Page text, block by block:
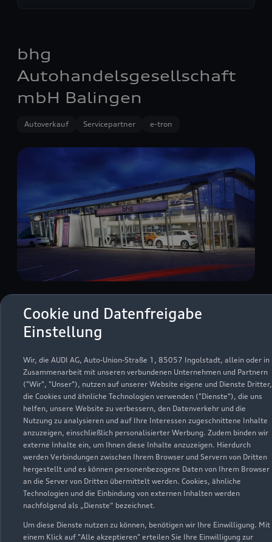
Cookie und Datenfreigabe
Einstellung
Wir, die AUDI AG, Auto-Union-Straße 1, 85057 Ingolstadt, allein oder in
Zusammenarbeit mit unseren verbundenen Unternehmen und Partnern
("Wir", "Unser"), nutzen auf unserer Website eigene und Dienste Dritter,
die Cookies und ähnliche Technologien verwenden ("Dienste"), die uns
helfen, unsere Website zu verbessern, den Datenverkehr und die
Nutzung zu analysieren und auf Ihre Interessen zugeschnittene Inhalte
anzuzeigen, einschließlich personalisierter Werbung. Zudem binden wir
externe Inhalte ein, um Ihnen diese Inhalte anzuzeigen. Hierdurch
werden Verbindungen zwischen Ihrem Browser und Servern von Dritten
hergestellt und es können personenbezogene Daten von Ihrem Browser
an die Server von Dritten übermittelt werden. Cookies, ähnliche
Technologien und die Einbindung von externen Inhalten werden
nachfolgend als „Dienste“ bezeichnet.
Um diese Dienste nutzen zu können, benötigen wir Ihre Einwilligung. Mit
einem Klick auf "Alle akzeptieren" erteilen Sie Ihre Einwilligung zur
bhg
Autohandelsgesellschaft
mbH Balingen
Autoverkauf Servicepartner e-tron
Lange Straße 45
72336 Balingen
07433 9939060
audi-balingen@bhg-mobile.de
Kontaktdaten herunterladen
Öffnungszeiten
Service
Geschlossen,öffnet amFreitag 07:00